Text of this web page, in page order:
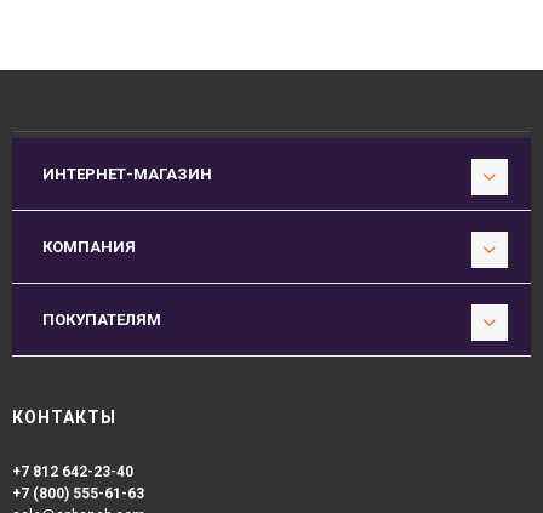
ИНТЕРНЕТ-МАГАЗИН
КОМПАНИЯ
ПОКУПАТЕЛЯМ
КОНТАКТЫ
+7 812 642-23-40
+7 (800) 555-61-63